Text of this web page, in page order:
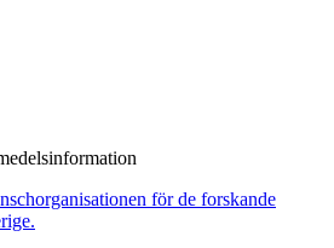
för de forskande